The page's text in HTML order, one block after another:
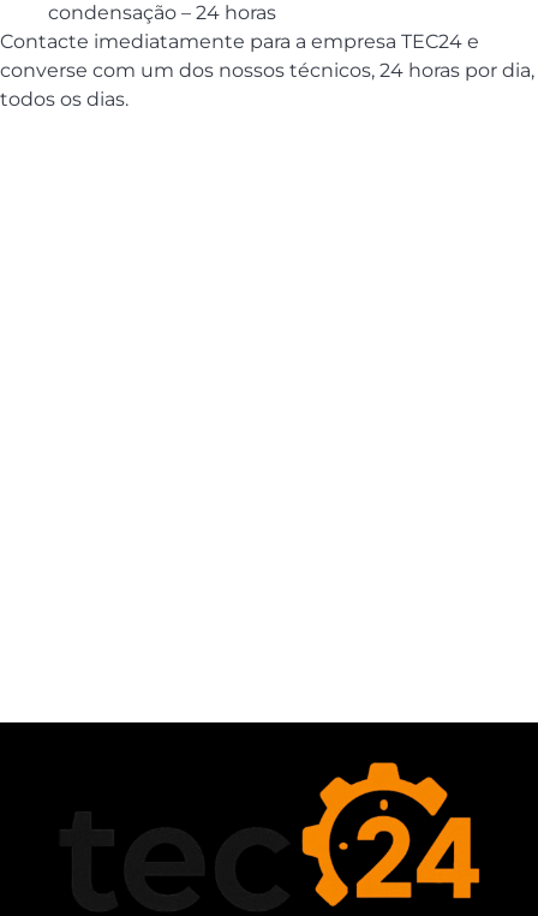
condensação – 24 horas
Contacte imediatamente para a empresa TEC24 e
converse com um dos nossos técnicos, 24 horas por dia,
todos os dias.